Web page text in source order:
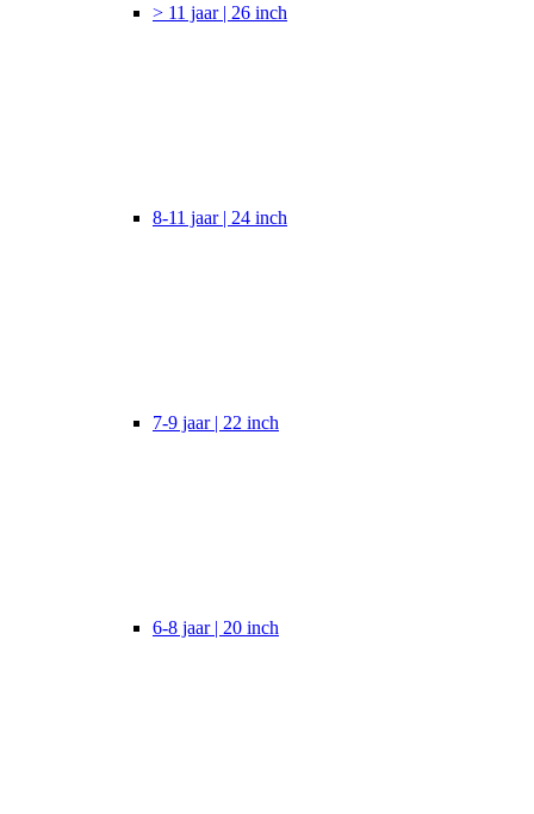
> 11 jaar | 26 inch
8-11 jaar | 24 inch
7-9 jaar | 22 inch
6-8 jaar | 20 inch